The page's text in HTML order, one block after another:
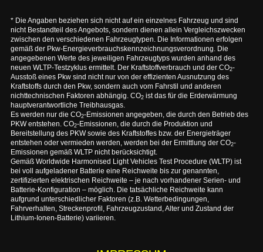
* Die Angaben beziehen sich nicht auf ein einzelnes Fahrzeug und sind
nicht Bestandteil des Angebots, sondern dienen allein Vergleichszwecken
zwischen den verschiedenen Fahrzeugtypen. Die Informationen erfolgen
gemäß der Pkw-Energieverbrauchskennzeichnungsverordnung. Die
angegebenen Werte des jeweiligen Fahrzeugtyps wurden anhand des
neuen WLTP-Testzyklus ermittelt. Der Kraftstoffverbrauch und der CO2-
Ausstoß eines Pkw sind nicht nur von der effizienten Ausnutzung des
Kraftstoffs durch den Pkw, sondern auch vom Fahrstil und anderen
nichttechnischen Faktoren abhängig. CO2ist das für die Erderwärmung
hauptverantwortliche Treibhausgas.
Es werden nur die CO2-Emissionen angegeben, die durch den Betrieb des
PKW entstehen. CO2-Emissionen, die durch die Produktion und
Bereitstellung des PKW sowie des Kraftstoffes bzw. der Energieträger
entstehen oder vermieden werden, werden bei der Ermittlung der CO2-
Emissionen gemäß WLTP nicht berücksichtigt.
Gemäß Worldwide Harmonised Light Vehicles Test Procedure (WLTP) ist
bei voll aufgeladener Batterie eine Reichweite bis zur genannten,
zertifizierten elektrischen Reichweite – je nach vorhandener Serien- und
Batterie-Konfiguration – möglich. Die tatsächliche Reichweite kann
aufgrund unterschiedlicher Faktoren (z.B. Wetterbedingungen,
Fahrverhalten, Streckenprofil, Fahrzeugzustand, Alter und Zustand der
Lithium-Ionen-Batterie) variieren.